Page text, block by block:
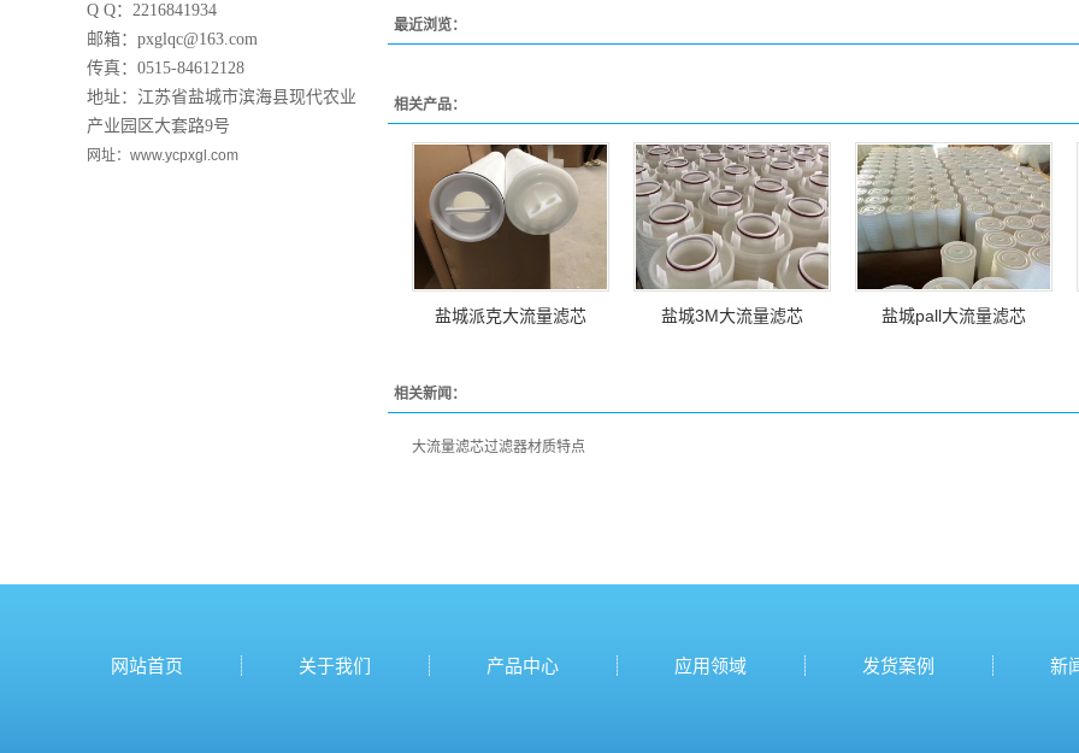
Q Q：2216841934
邮箱：pxglqc@163.com
传真：0515-84612128
地址：江苏省盐城市滨海县现代农业
产业园区大套路9号
网址：www.ycpxgl.com
最近浏览：
相关产品：
盐城派克大流量滤芯 盐城3M大流量滤芯 盐城pall大流量滤芯
相关新闻：
大流量滤芯过滤器材质特点
网站首页 关于我们 产品中心 应用领域 发货案例 新